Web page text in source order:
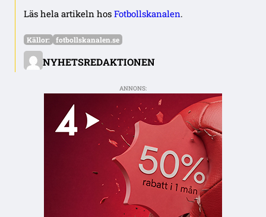
Läs hela artikeln hos Fotbollskanalen.
NYHETSREDAKTIONEN
Källor: fotbollskanalen.se
ANNONS: